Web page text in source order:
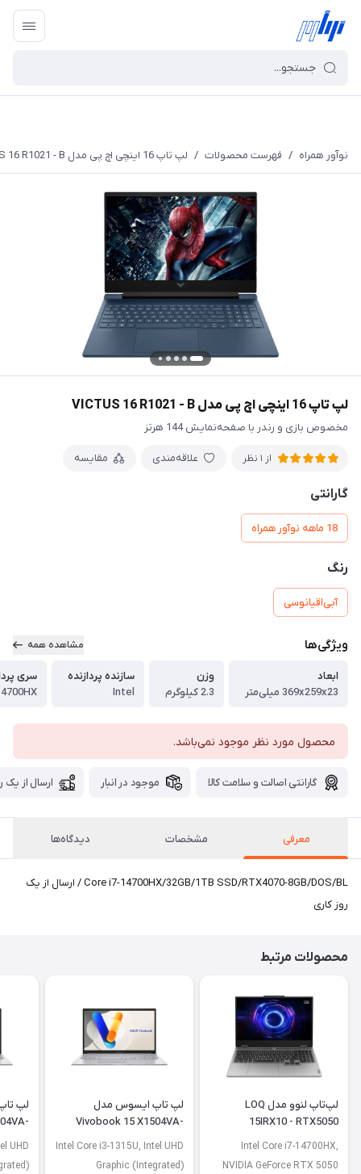
نوآور همراه / فهرست محصولات / لپ تاپ 16 اینچی اچ پی مدل VICTUS 16 R1021 - B
لپ تاپ 16 اینچی اچ پی مدل VICTUS 16 R1021 - B
مخصوص بازی و رندر با صفحه‌‌نمایش 144 هرتز
از 1 نظر علاقه‌مندی مقایسه
گارانتی
18 ماهه نوآور همراه
رنگ
آبی‌اقیانوسی
ویژگی‌ها مشاهده همه
ابعاد
369x259x23 میلی‌متر
وزن
2.3 کیلوگرم
سازنده پردازنده
Intel
سری
محصول مورد نظر موجود نمی‌باشد.
گارانتی اصالت و سلامت کالا موجود در انبار ارسال از یک
معرفی مشخصات دیدگاه‌ها
Core i7-14700HX/32GB/1TB SSD/RTX4070-8GB/DOS/BL / ارسال از یک
روز کاری
محصولات مرتبط
لپ‌تاپ لنوو مدل LOQ
15IRX10 - RTX5050
Intel Core i7-14700HX,
NVIDIA GeForce RTX 5050
لپ تاپ ایسوس مدل
Vivobook 15 X1504VA-
BQ4675
Intel Core i3-1315U, Intel UHD
Graphic (Integrated)
لپ
UHD